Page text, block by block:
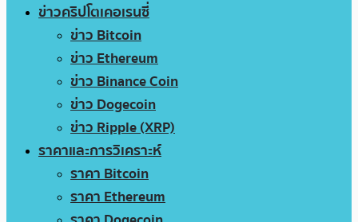
ข่าวคริปโตเคอเรนซี่
ข่าว Bitcoin
ข่าว Ethereum
ข่าว Binance Coin
ข่าว Dogecoin
ข่าว Ripple (XRP)
ราคาและการวิเคราะห์
ราคา Bitcoin
ราคา Ethereum